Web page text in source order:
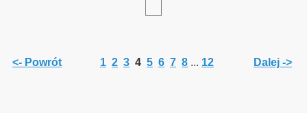
<- Powrót 1 2 3 4 5 6 7 8 ... 12 Dalej ->